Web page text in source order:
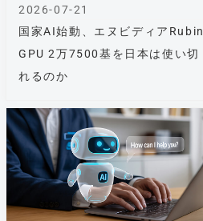
国家AI始動、エヌビディアRubin
GPU 2万7500基を日本は使い切
れるのか
2026-07-21